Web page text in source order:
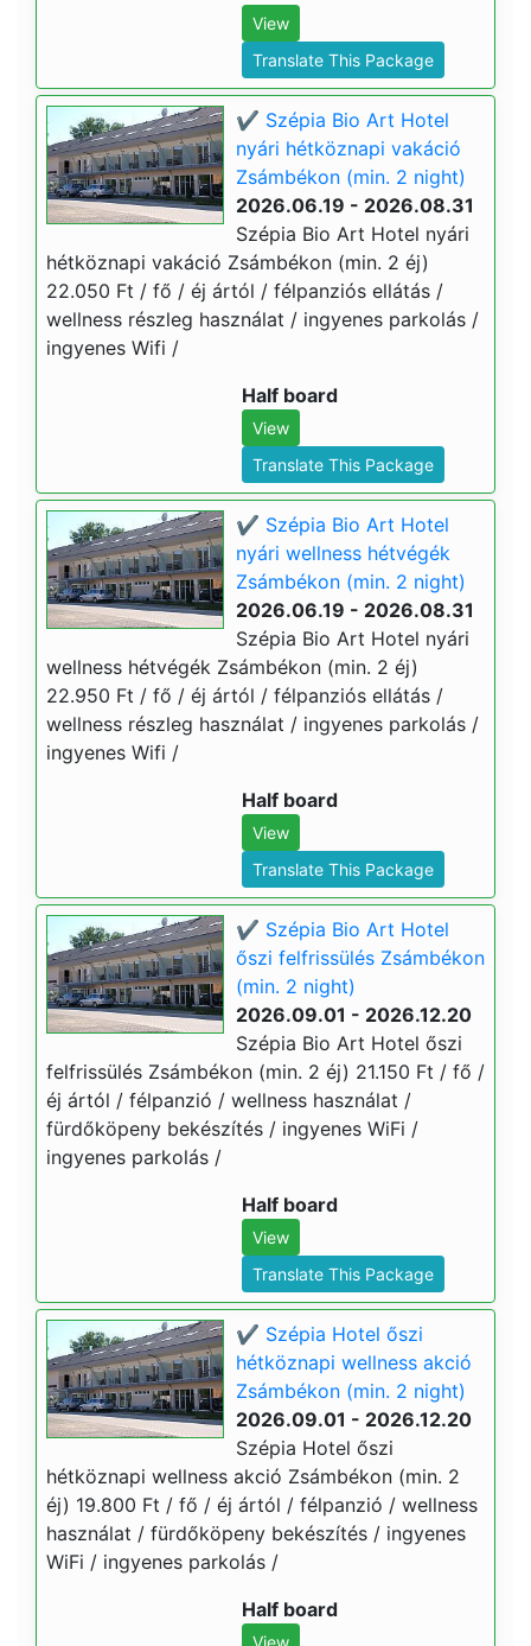
View
Translate This Package
✔️ Szépia Bio Art Hotel
nyári hétköznapi vakáció
Zsámbékon (min. 2 night)
2026.06.19 - 2026.08.31
Szépia Bio Art Hotel nyári
hétköznapi vakáció Zsámbékon (min. 2 éj)
22.050 Ft / fő / éj ártól / félpanziós ellátás /
wellness részleg használat / ingyenes parkolás /
ingyenes Wifi /
Half board
View
Translate This Package
✔️ Szépia Bio Art Hotel
nyári wellness hétvégék
Zsámbékon (min. 2 night)
2026.06.19 - 2026.08.31
Szépia Bio Art Hotel nyári
wellness hétvégék Zsámbékon (min. 2 éj)
22.950 Ft / fő / éj ártól / félpanziós ellátás /
wellness részleg használat / ingyenes parkolás /
ingyenes Wifi /
Half board
View
Translate This Package
✔️ Szépia Bio Art Hotel
őszi felfrissülés Zsámbékon
(min. 2 night)
2026.09.01 - 2026.12.20
Szépia Bio Art Hotel őszi
felfrissülés Zsámbékon (min. 2 éj) 21.150 Ft / fő /
éj ártól / félpanzió / wellness használat /
fürdőköpeny bekészítés / ingyenes WiFi /
ingyenes parkolás /
Half board
View
Translate This Package
✔️ Szépia Hotel őszi
hétköznapi wellness akció
Zsámbékon (min. 2 night)
2026.09.01 - 2026.12.20
Szépia Hotel őszi
hétköznapi wellness akció Zsámbékon (min. 2
éj) 19.800 Ft / fő / éj ártól / félpanzió / wellness
használat / fürdőköpeny bekészítés / ingyenes
WiFi / ingyenes parkolás /
Half board
View